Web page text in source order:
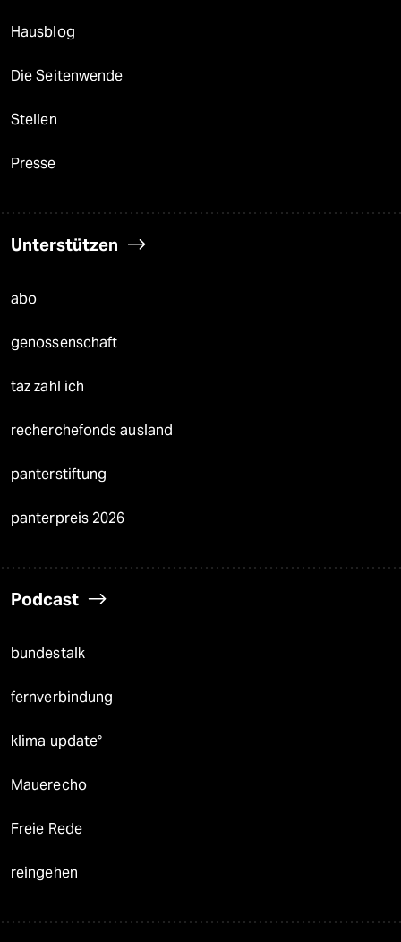
Hausblog
Die Seitenwende
Stellen
Presse
Unterstützen
abo
genossenschaft
taz zahl ich
recherchefonds ausland
panterstiftung
panterpreis 2026
Podcast
bundestalk
fernverbindung
klima update°
Mauerecho
Freie Rede
reingehen